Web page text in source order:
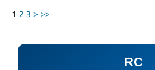
1 2 3 > >>
RC